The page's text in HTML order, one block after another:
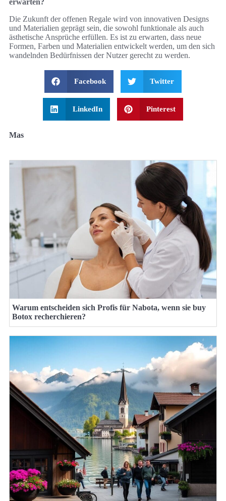
erwarten?
Die Zukunft der offenen Regale wird von innovativen Designs
und Materialien geprägt sein, die sowohl funktionale als auch
ästhetische Ansprüche erfüllen. Es ist zu erwarten, dass neue
Formen, Farben und Materialien entwickelt werden, um den sich
wandelnden Bedürfnissen der Nutzer gerecht zu werden.
Facebook Twitter
LinkedIn Pinterest
Mas
Warum entscheiden sich Profis für Nabota, wenn sie buy
Botox recherchieren?